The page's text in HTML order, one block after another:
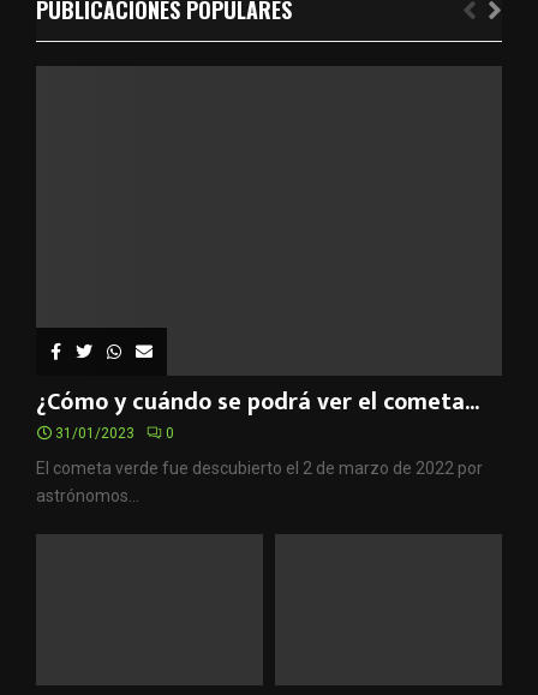
A
PUBLICACIONES POPULARES
¿Cómo y cuándo se podrá ver el cometa...
31/01/2023 0
El cometa verde fue descubierto el 2 de marzo de 2022 por
astrónomos...